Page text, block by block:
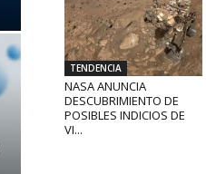
TENDENCIA
NASA ANUNCIA
DESCUBRIMIENTO DE
POSIBLES INDICIOS DE
VI...